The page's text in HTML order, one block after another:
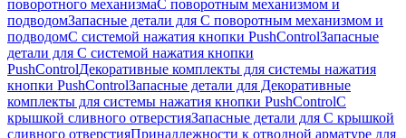
поворотного механизмаС поворотным механизмом и
подводомЗапасные детали для С поворотным механизмом и
подводомС системой нажатия кнопки PushControlЗапасные
детали для С системой нажатия кнопки
PushControlДекоративные комплекты для системы нажатия
кнопки PushControlЗапасные детали для Декоративные
комплекты для системы нажатия кнопки PushControlС
крышкой сливного отверстияЗапасные детали для С крышкой
сливного отверстияПринадлежности к отводной арматуре для